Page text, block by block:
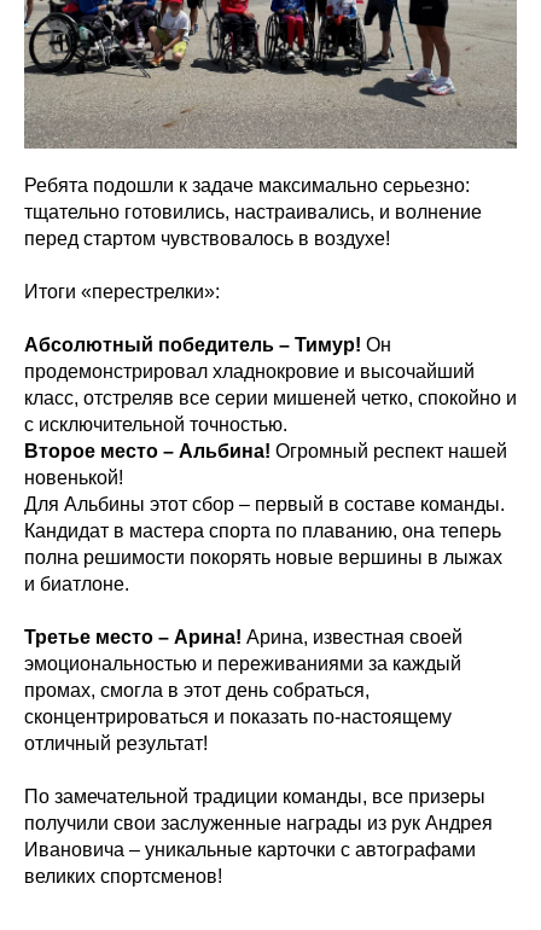
Ребята подошли к задаче максимально серьезно:
тщательно готовились, настраивались, и волнение
перед стартом чувствовалось в воздухе!
Итоги «перестрелки»:
Абсолютный победитель – Тимур! Он
продемонстрировал хладнокровие и высочайший
класс, отстреляв все серии мишеней четко, спокойно и
с исключительной точностью.
Второе место – Альбина! Огромный респект нашей
новенькой!
Для Альбины этот сбор – первый в составе команды.
Кандидат в мастера спорта по плаванию, она теперь
полна решимости покорять новые вершины в лыжах
и биатлоне.
Третье место – Арина! Арина, известная своей
эмоциональностью и переживаниями за каждый
промах, смогла в этот день собраться,
сконцентрироваться и показать по-настоящему
отличный результат!
По замечательной традиции команды, все призеры
получили свои заслуженные награды из рук Андрея
Ивановича – уникальные карточки с автографами
великих спортсменов!